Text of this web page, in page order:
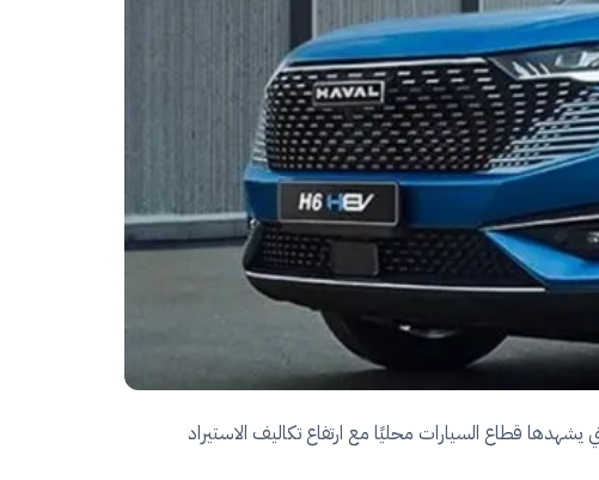
قطاع السيارات محليًا مع ارتفاع تكاليف الاستيراد